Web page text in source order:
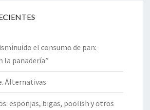
el consumo de pan:
la panadería”
Alternativas
esponjas, bigas, poolish y otros